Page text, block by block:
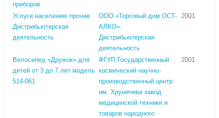
приборов
Услуги населению прочие.
Дистрибьютерская
деятельность
ООО «Торговый дом ОСТ-
АЛКО».
Дистрибьютерская
деятельность
2001
Велосипед «Дружок» для
детей от 3 до 7 лет модель
514-061
ФГУП Государственный
космический научно-
производственный центр
им. Хруничева завод
медицинской техники и
товаров народного
2001